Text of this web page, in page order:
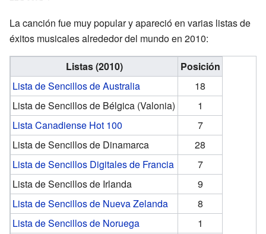
La canción fue muy popular y apareció en varias listas de
éxitos musicales alrededor del mundo en 2010:
Listas (2010)
Posición
Lista de Sencillos de Australia
18
Lista de Sencillos de Bélgica (Valonia)
1
Lista Canadiense Hot 100
7
Lista de Sencillos de Dinamarca
28
Lista de Sencillos Digitales de Francia
7
Lista de Sencillos de Irlanda
9
Lista de Sencillos de Nueva Zelanda
8
Lista de Sencillos de Noruega
1